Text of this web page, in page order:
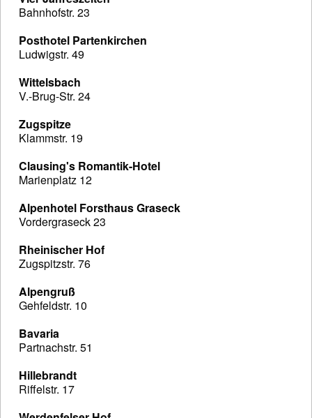
Bahnhofstr. 23
Posthotel Partenkirchen
Ludwigstr. 49
Wittelsbach
V.-Brug-Str. 24
Zugspitze
Klammstr. 19
Clausing's Romantik-Hotel
Marienplatz 12
Alpenhotel Forsthaus Graseck
Vordergraseck 23
Rheinischer Hof
Zugspitzstr. 76
Alpengruß
Gehfeldstr. 10
Bavaria
Partnachstr. 51
Hillebrandt
Riffelstr. 17